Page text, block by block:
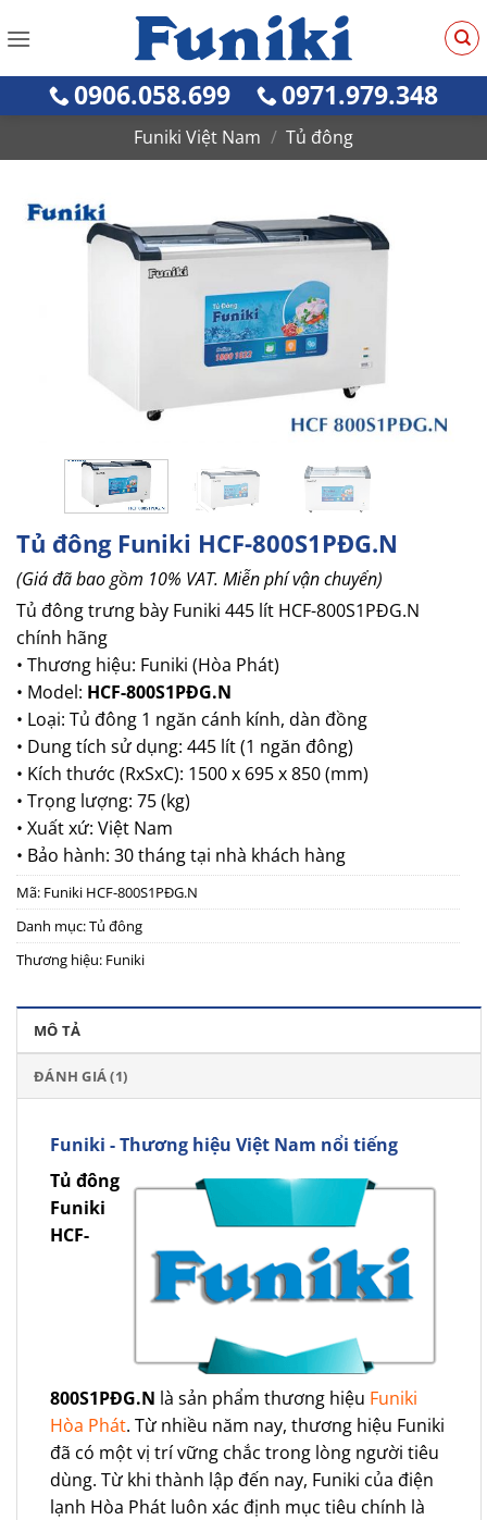
qua
0906.058.699 0971.979.348
Funiki Việt Nam / Tủ đông
Tủ đông Funiki HCF-800S1PĐG.N
(Giá đã bao gồm 10% VAT. Miễn phí vận chuyển)
Tủ đông trưng bày Funiki 445 lít HCF-800S1PĐG.N
chính hãng
• Thương hiệu: Funiki (Hòa Phát)
• Model: HCF-800S1PĐG.N
• Loại: Tủ đông 1 ngăn cánh kính, dàn đồng
• Dung tích sử dụng: 445 lít (1 ngăn đông)
• Kích thước (RxSxC): 1500 x 695 x 850 (mm)
• Trọng lượng: 75 (kg)
• Xuất xứ: Việt Nam
• Bảo hành: 30 tháng tại nhà khách hàng
Mã: Funiki HCF-800S1PĐG.N
Danh mục:Tủ đông
Thương hiệu: Funiki
MÔ TẢ
ĐÁNH GIÁ (1)
Funiki - Thương hiệu Việt Nam nổi tiếng
Tủ đông
Funiki
HCF-
800S1PĐG.N là sản phẩm thương hiệu Funiki
Hòa Phát. Từ nhiều năm nay, thương hiệu Funiki
đã có một vị trí vững chắc trong lòng người tiêu
dùng. Từ khi thành lập đến nay, Funiki của điện
lạnh Hòa Phát luôn xác định mục tiêu chính là